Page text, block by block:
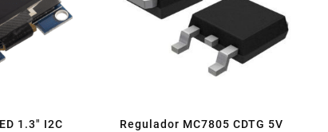
1.3″ I2C
Regulador MC7805 CDTG 5V